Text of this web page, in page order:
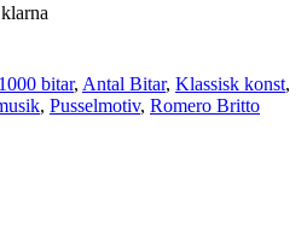
1000 bitar, Antal Bitar, Klassisk konst,
, Pusselmotiv, Romero Britto